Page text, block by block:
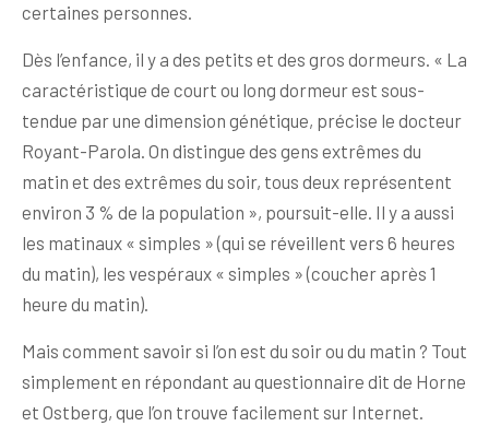
certaines personnes.
Dès l’enfance, il y a des petits et des gros dormeurs. « La
caractéristique de court ou long dormeur est sous-
tendue par une dimension génétique, précise le docteur
Royant-Parola. On distingue des gens extrêmes du
matin et des extrêmes du soir, tous deux représentent
environ 3 % de la population », poursuit-elle. Il y a aussi
les matinaux « simples » (qui se réveillent vers 6 heures
du matin), les vespéraux « simples » (coucher après 1
heure du matin).
Mais comment savoir si l’on est du soir ou du matin ? Tout
simplement en répondant au questionnaire dit de Horne
et Ostberg, que l’on trouve facilement sur Internet.